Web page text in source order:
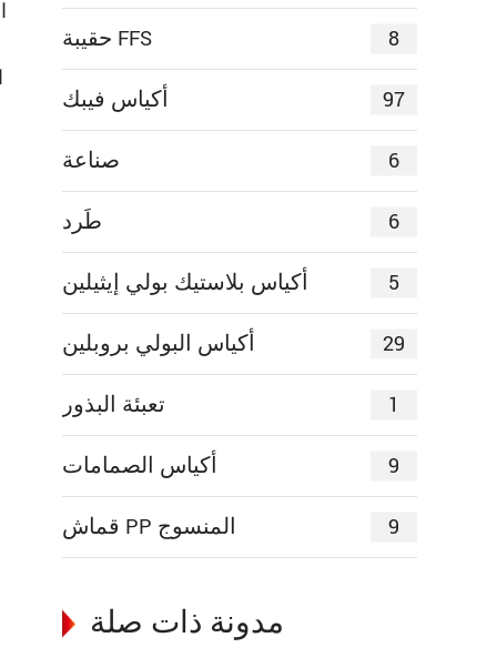
حقيبة FFS 8
أكياس فيبك 97
صناعة 6
طَرد 6
أكياس بلاستيك بولي إيثيلين 5
أكياس البولي بروبلين 29
تعبئة البذور 1
أكياس الصمامات 9
قماش PP المنسوج 9
مدونة ذات صلة